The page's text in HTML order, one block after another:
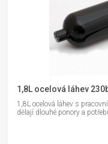
1,8L ocelová láhev
1,8L ocelová láhev s
dělají dlouhé ponory a